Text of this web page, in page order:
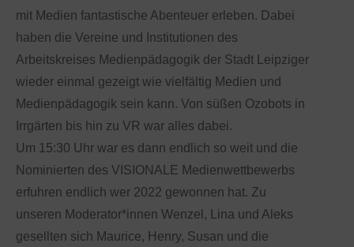
mit Medien fantastische Abenteuer erleben. Dabei
haben die Vereine und Institutionen des
Arbeitskreises Medienpädagogik der Stadt Leipziger
wieder einmal gezeigt wie vielfältig Medien und
Medienpädagogik sein kann. Von süßen Ozobots in
Irrgärten bis hin zu VR war alles dabei.
Um 15:30 Uhr war es dann endlich so weit und die
Nominierten des VISIONALE Medienwettbewerbs
erfuhren endlich wer 2022 gewonnen hat. Zu
unseren Moderator*innen Wenzel, Lina und Aleks
gesellten sich Maurice, Henry, Susan und die